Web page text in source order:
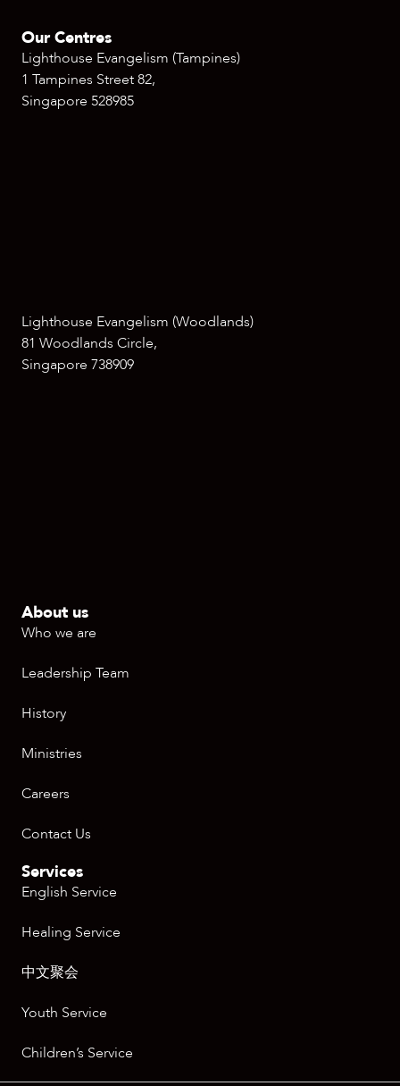
Our Centres
Lighthouse Evangelism (Tampines)
1 Tampines Street 82,
Singapore 528985
Lighthouse Evangelism (Woodlands)
81 Woodlands Circle,
Singapore 738909
About us
Who we are
Leadership Team
History
Ministries
Careers
Contact Us
Services
English Service
Healing Service
中文聚会
Youth Service
Children’s Service